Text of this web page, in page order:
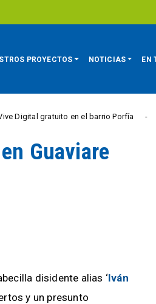
PROYECTOS NOTICIAS EN
en el barrio Porfía CIUDAD
Guaviare
disidente alias ‘Iván
y un presunto